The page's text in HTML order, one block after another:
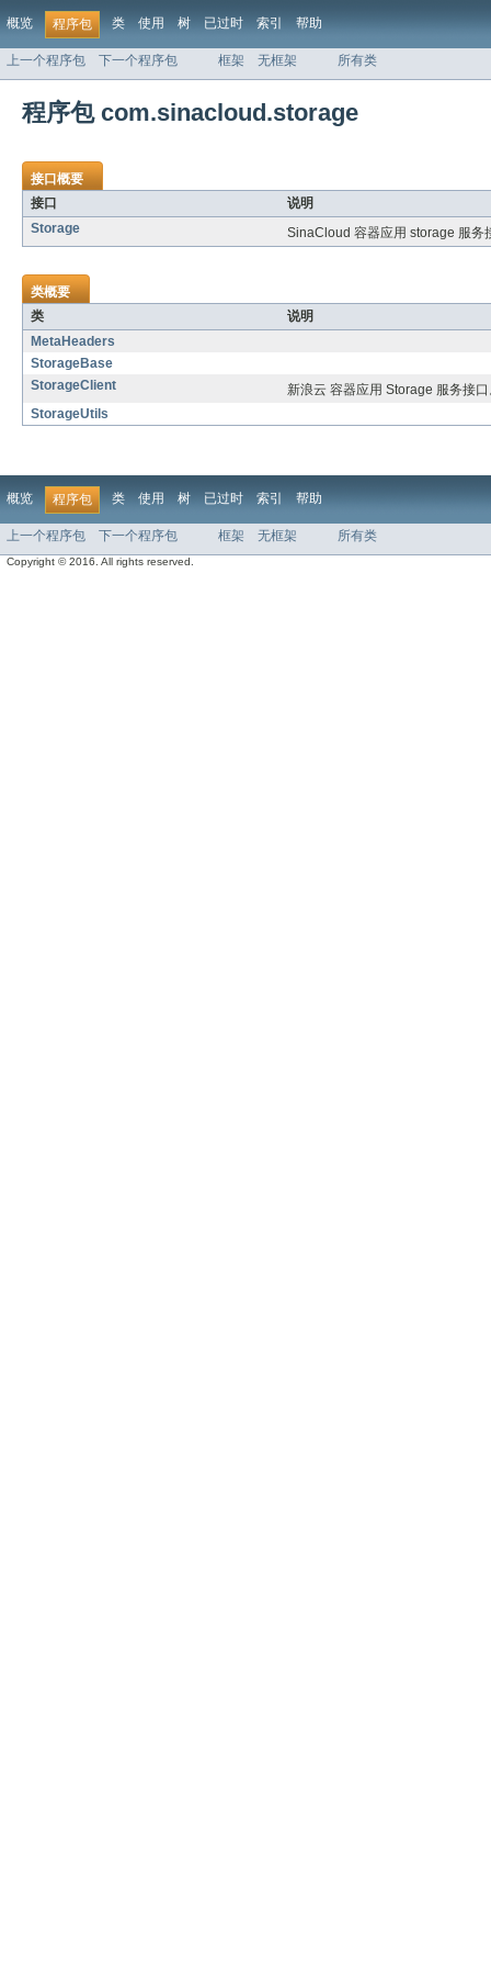
概览 程序包 类 使用 树 已过时 索引 帮助
上一个程序包 下一个程序包 框架 无框架 所有类
程序包 com.sinacloud.storage
接口概要
接口
说明
Storage
SinaCloud 容器应用 storage 服务
类概要
类
说明
MetaHeaders
StorageBase
StorageClient
新浪云 容器应用 Storage 服务接
StorageUtils
概览 程序包 类 使用 树 已过时 索引 帮助
上一个程序包 下一个程序包 框架 无框架 所有类
Copyright © 2016. All rights reserved.